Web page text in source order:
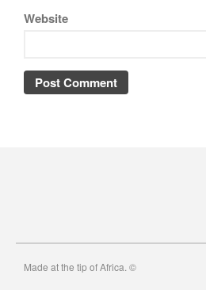
Website
Made at the tip of Africa. ©